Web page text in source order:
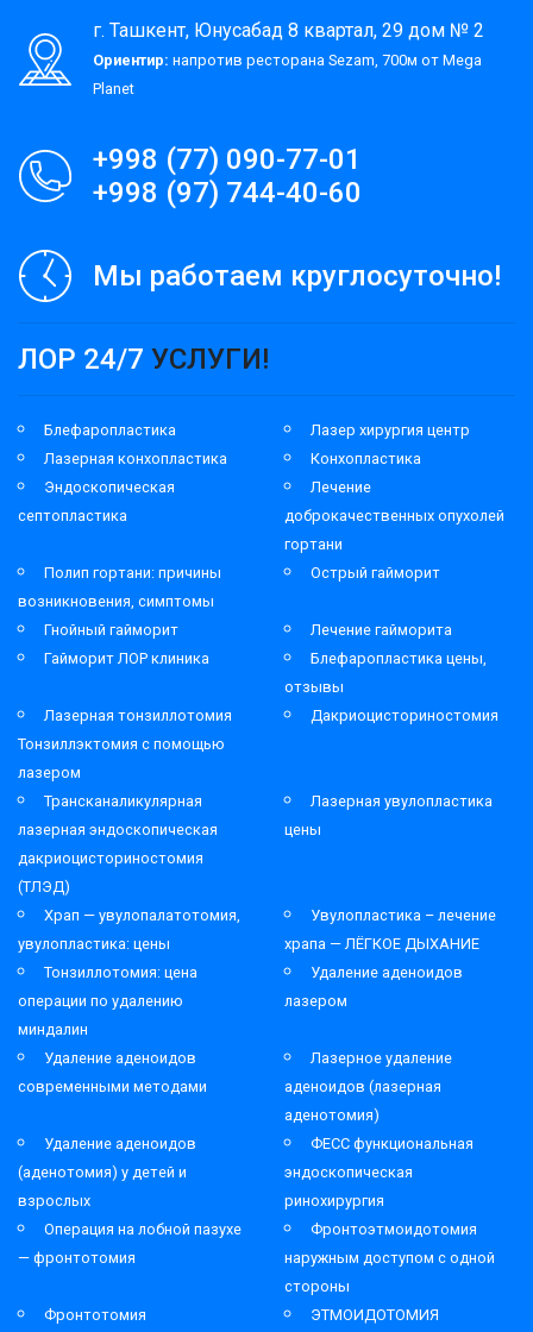
г. Ташкент, Юнусабад 8 квартал, 29 дом № 2
Ориентир: напротив ресторана Sezam, 700м от Mega
Planet
+998 (77) 090-77-01
+998 (97) 744-40-60
Мы работаем круглосуточно!
ЛОР 24/7 УСЛУГИ!
Блефаропластика
Лазер хирургия центр
Лазерная конхопластика
Конхопластика
Эндоскопическая
септопластика
Лечение
доброкачественных опухолей
гортани
Полип гортани: причины
возникновения, симптомы
Острый гайморит
Гнойный гайморит
Лечение гайморита
Гайморит ЛОР клиника
Блефаропластика цены,
отзывы
Лазерная тонзиллотомия
Тонзиллэктомия с помощью
лазером
Дакриоцисториностомия
Трансканаликулярная
лазерная эндоскопическая
дакриоцисториностомия
(ТЛЭД)
Лазерная увулопластика
цены
Храп — увулопалатотомия,
увулопластика: цены
Увулопластика – лечение
храпа — ЛЁГКОЕ ДЫХАНИЕ
Тонзиллотомия: цена
операции по удалению
миндалин
Удаление аденоидов
лазером
Удаление аденоидов
современными методами
Лазерное удаление
аденоидов (лазерная
аденотомия)
Удаление аденоидов
(аденотомия) у детей и
взрослых
ФЕСС функциональная
эндоскопическая
ринохирургия
Операция на лобной пазухе
— фронтотомия
Фронтоэтмоидотомия
наружным доступом с одной
стороны
Фронтотомия
ЭТМОИДОТОМИЯ